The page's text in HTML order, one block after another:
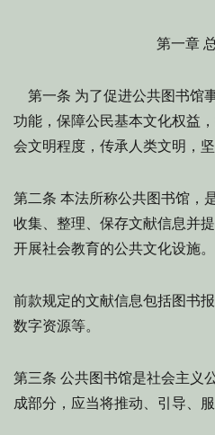
第一章
第一条 为了促进公共图书馆
功能，保障公民基本文化权益
会文明程度，传承人类文明，
第二条 本法所称公共图书馆，
收集、整理、保存文献信息并
开展社会教育的公共文化设施。
前款规定的文献信息包括图书
数字资源等。
第三条 公共图书馆是社会主义
成部分，应当将推动、引导、